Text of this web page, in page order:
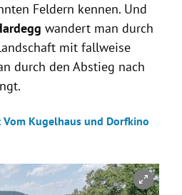
Feldern kennen. Und
wandert man durch
mit fallweise
durch den Abstieg nach
Kugelhaus und Dorfkino
schließen